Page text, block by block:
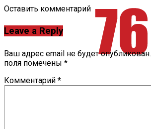
Оставить комментарий
Leave a Reply
Ваш адрес email не будет опубликован.
поля помечены *
Комментарий *